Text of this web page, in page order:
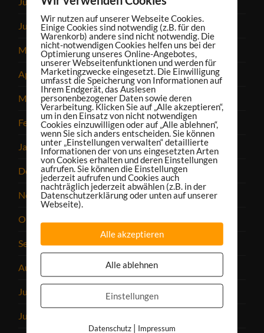
Juni 2023
Mai 2023
April 2023
März 2023
Februar 2023
Januar 2023
Dezember 2022
November 2022
Oktober 2022
September 2022
August 2022
Juli 2022
Juni 2022
Wir nutzen auf unserer Webseite Cookies.
Einige Cookies sind notwendig (z.B. für den
Warenkorb) andere sind nicht notwendig. Die
nicht-notwendigen Cookies helfen uns bei der
Optimierung unseres Online-Angebotes,
unserer Webseitenfunktionen und werden für
Marketingzwecke eingesetzt. Die Einwilligung
umfasst die Speicherung von Informationen auf
Ihrem Endgerät, das Auslesen
personenbezogener Daten sowie deren
Verarbeitung. Klicken Sie auf „Alle akzeptieren“,
um in den Einsatz von nicht notwendigen
Cookies einzuwilligen oder auf „Alle ablehnen“,
wenn Sie sich anders entscheiden. Sie können
unter „Einstellungen verwalten“ detaillierte
Informationen der von uns eingesetzten Arten
von Cookies erhalten und deren Einstellungen
aufrufen. Sie können die Einstellungen
jederzeit aufrufen und Cookies auch
nachträglich jederzeit abwählen (z.B. in der
Datenschutzerklärung oder unten auf unserer
Webseite).
Alle akzeptieren
Alle ablehnen
Einstellungen
Datenschutz| Impressum